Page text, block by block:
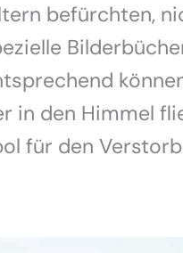
befürchten,
in den Himmel
für den